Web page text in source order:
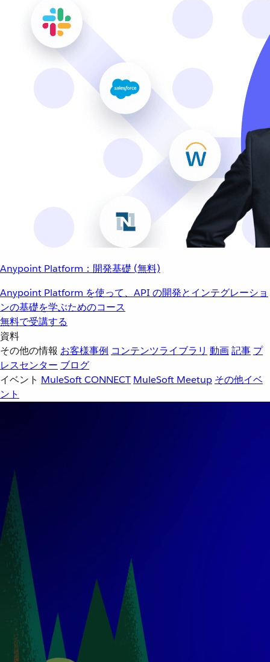
Anypoint Platform：開発基礎 (無料)
Anypoint Platform を使って、API の開発とインテグレーショ
ンの基礎を学ぶためのコース
無料で受講する
資料
その他の情報 お客様事例 コンテンツライブラリ 動画記事 プ
レスセンター ブログ
イベント MuleSoft CONNECT MuleSoft Meetup その他イベ
ント